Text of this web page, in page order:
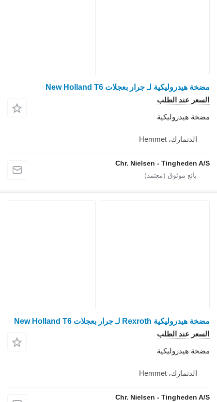
مضخة هيدروليكية لـ جرار بعجلات New Holland T6
السعر عند الطلب
مضخة هيدروليكية
الدنمارك، Hemmet
Chr. Nielsen - Tingheden A/S
مضخة هيدروليكية Rexroth لـ جرار بعجلات New Holland T6
السعر عند الطلب
مضخة هيدروليكية
الدنمارك، Hemmet
Chr. Nielsen - Tingheden A/S